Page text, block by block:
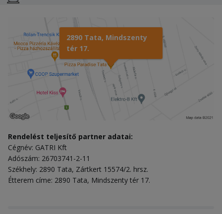
2890 Tata, Mindszenty
tér 17.
Rendelést teljesítő partner adatai:
Cégnév: GATRI Kft
Adószám: 26703741-2-11
Székhely: 2890 Tata, Zártkert 15574/2. hrsz.
Étterem címe: 2890 Tata, Mindszenty tér 17.